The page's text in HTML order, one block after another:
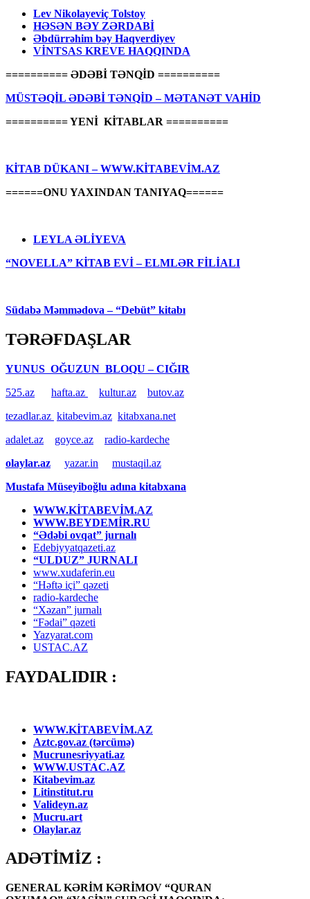
Lev Nikolayeviç Tolstoy
HƏSƏN BƏY ZƏRDABİ
Əbdürrəhim bəy Haqverdiyev
VİNTSAS KREVE HAQQINDA
========== ƏDƏBİ TƏNQİD ==========
MÜSTƏQİL ƏDƏBİ TƏNQİD – MƏTANƏT VAHİD
========== YENİ KİTABLAR ==========
KİTAB DÜKANI – WWW.KİTABEVİM.AZ
======ONU YAXINDAN TANIYAQ======
LEYLA ƏLİYEVA
“NOVELLA” KİTAB EVİ – ELMLƏR FİLİALI
Südabə Məmmədova – “Debüt” kitabı
TƏRƏFDAŞLAR
YUNUS OĞUZUN BLOQU – CIĞIR
525.az
hafta.az kultur.az
butov.az
tezadlar.az kitabevim.az kitabxana.net
adalet.az
goyce.az
radio-kardeche
olaylar.az
yazar.in
mustaqil.az
Mustafa Müseyiboğlu adına kitabxana
WWW.KİTABEVİM.AZ
WWW.BEYDEMİR.RU
“Ədəbi ovqat” jurnalı
Edebiyyatqazeti.az
“ULDUZ” JURNALI
www.xudaferin.eu
“Həftə içi” qəzeti
radio-kardeche
“Xəzan” jurnalı
“Fədai” qəzeti
Yazyarat.com
USTAC.AZ
FAYDALIDIR :
WWW.KİTABEVİM.AZ
Aztc.gov.az (tərcümə)
Mucrunesriyyati.az
WWW.USTAC.AZ
Kitabevim.az
Litinstitut.ru
Valideyn.az
Mucru.art
Olaylar.az
ADƏTİMİZ :
GENERAL KƏRİM KƏRİMOV “QURAN